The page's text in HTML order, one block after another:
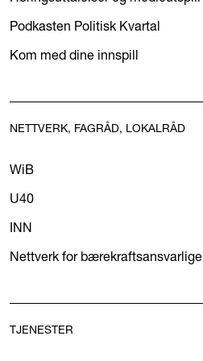
Podkasten Politisk Kvartal
Kom med dine innspill
NETTVERK, FAGRÅD, LOKALRÅD
WiB
U40
INN
Nettverk for bærekraftsansvarlige
TJENESTER